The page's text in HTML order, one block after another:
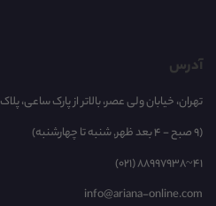
آدرس
تهران، خیابان ولی عصر، بالاتر از پارک ساعی، پلاک 2283، واحد 3
(9 صبح - 4 بعد ظهر, شنبه تا چهارشنبه)
(021) 88997938~41
info@ariana-online.com